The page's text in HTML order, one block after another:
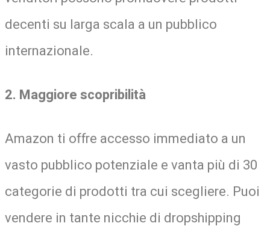
decenti su larga scala a un pubblico
internazionale.
2. Maggiore scopribilità
Amazon ti offre accesso immediato a un
vasto pubblico potenziale e vanta più di 30
categorie di prodotti tra cui scegliere. Puoi
vendere in tante nicchie di dropshipping